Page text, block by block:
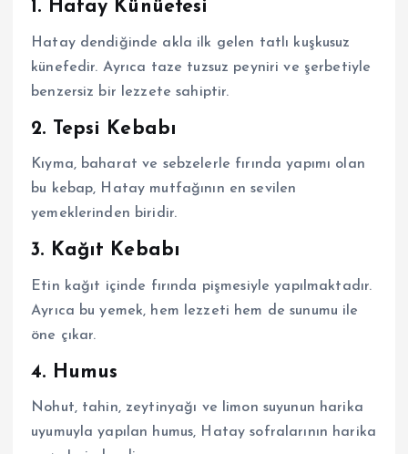
1. Hatay Künüefesi
Hatay dendiğinde akla ilk gelen tatlı kuşkusuz
künefedir. Ayrıca taze tuzsuz peyniri ve şerbetiyle
benzersiz bir lezzete sahiptir.
2. Tepsi Kebabı
Kıyma, baharat ve sebzelerle fırında yapımı olan
bu kebap, Hatay mutfağının en sevilen
yemeklerinden biridir.
3. Kağıt Kebabı
Etin kağıt içinde fırında pişmesiyle yapılmaktadır.
Ayrıca bu yemek, hem lezzeti hem de sunumu ile
öne çıkar.
4. Humus
Nohut, tahin, zeytinyağı ve limon suyunun harika
uyumuyla yapılan humus, Hatay sofralarının harika